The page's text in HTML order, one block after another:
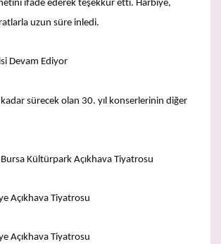
ifade ederek teşekkür etti. Harbiye,
uzun süre inledi.
Devam Ediyor
kadar sürecek olan 30. yıl konserlerinin diğer
Kültürpark Açıkhava Tiyatrosu
Açıkhava Tiyatrosu
Açıkhava Tiyatrosu